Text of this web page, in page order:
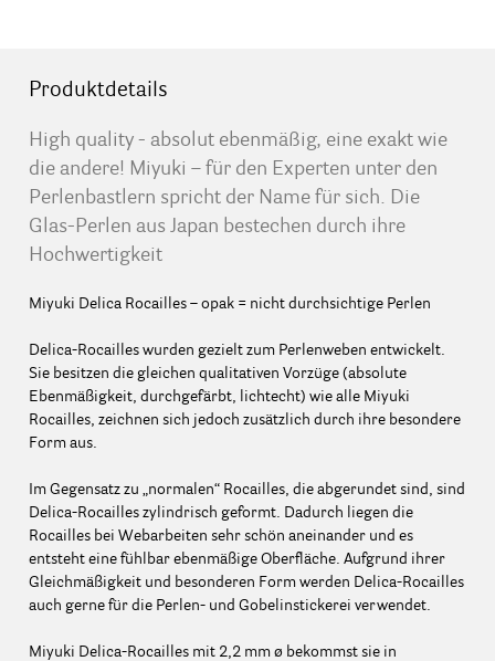
Produktdetails
High quality - absolut ebenmäßig, eine exakt wie
die andere! Miyuki – für den Experten unter den
Perlenbastlern spricht der Name für sich. Die
Glas-Perlen aus Japan bestechen durch ihre
Hochwertigkeit
Miyuki Delica Rocailles – opak = nicht durchsichtige Perlen
Delica-Rocailles wurden gezielt zum Perlenweben entwickelt.
Sie besitzen die gleichen qualitativen Vorzüge (absolute
Ebenmäßigkeit, durchgefärbt, lichtecht) wie alle Miyuki
Rocailles, zeichnen sich jedoch zusätzlich durch ihre besondere
Form aus.
Im Gegensatz zu „normalen“ Rocailles, die abgerundet sind, sind
Delica-Rocailles zylindrisch geformt. Dadurch liegen die
Rocailles bei Webarbeiten sehr schön aneinander und es
entsteht eine fühlbar ebenmäßige Oberfläche. Aufgrund ihrer
Gleichmäßigkeit und besonderen Form werden Delica-Rocailles
auch gerne für die Perlen- und Gobelinstickerei verwendet.
Miyuki Delica-Rocailles mit 2,2 mm ø bekommst sie in